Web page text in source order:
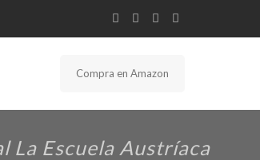
Compra en Amazon
La Escuela Austríaca